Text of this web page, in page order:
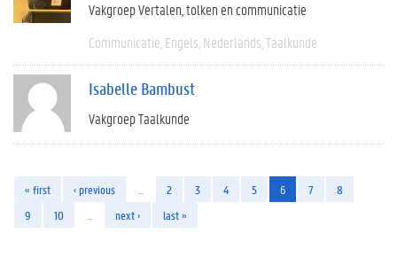
Vakgroep Vertalen, tolken en communicatie
Communicatie Engels Nederlands Taalkunde
Isabelle Bambust
Vakgroep Taalkunde
« first ‹ previous 2 3 4 5 6 7
8
9
10 next › last »